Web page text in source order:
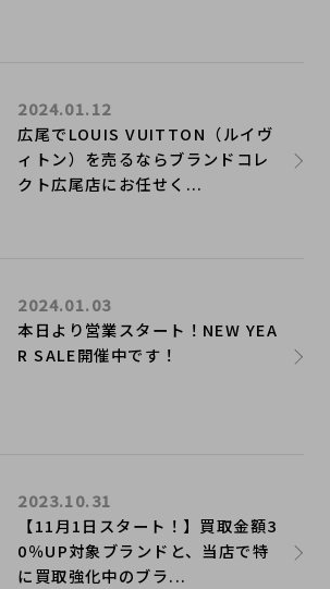
広尾でLOUIS VUITTON（ルイヴ
ィトン）を売るならブランドコレ
クト広尾店にお任せく...
2024.01.12
本日より営業スタート！NEW YEA
R SALE開催中です！
2024.01.03
【11月1日スタート！】買取金額3
0％UP対象ブランドと、当店で特
に買取強化中のブラ...
2023.10.31